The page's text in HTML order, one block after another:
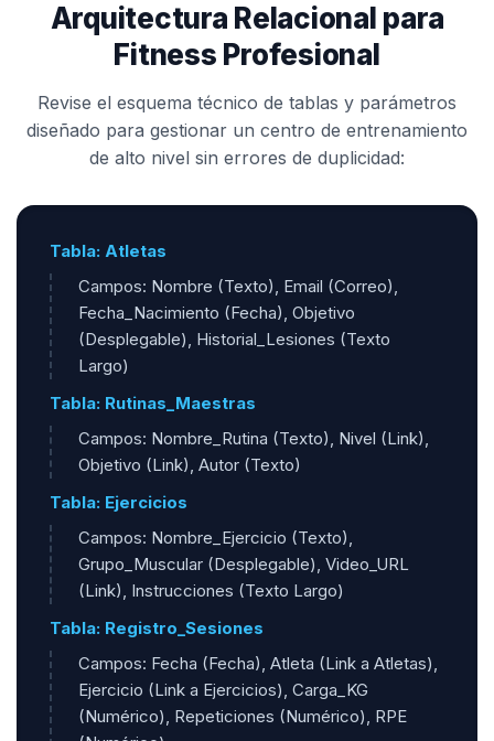
Arquitectura Relacional para
Fitness Profesional
Revise el esquema técnico de tablas y parámetros
diseñado para gestionar un centro de entrenamiento
de alto nivel sin errores de duplicidad:
Tabla: Atletas
Campos: Nombre (Texto), Email (Correo),
Fecha_Nacimiento (Fecha), Objetivo
(Desplegable), Historial_Lesiones (Texto
Largo)
Tabla: Rutinas_Maestras
Campos: Nombre_Rutina (Texto), Nivel (Link),
Objetivo (Link), Autor (Texto)
Tabla: Ejercicios
Campos: Nombre_Ejercicio (Texto),
Grupo_Muscular (Desplegable), Video_URL
(Link), Instrucciones (Texto Largo)
Tabla: Registro_Sesiones
Campos: Fecha (Fecha), Atleta (Link a Atletas),
Ejercicio (Link a Ejercicios), Carga_KG
(Numérico), Repeticiones (Numérico), RPE